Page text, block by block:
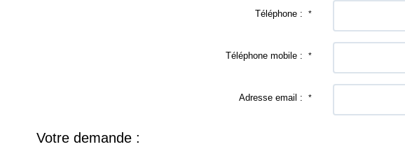
Téléphone :*
Téléphone mobile :*
Adresse email :*
Votre demande :